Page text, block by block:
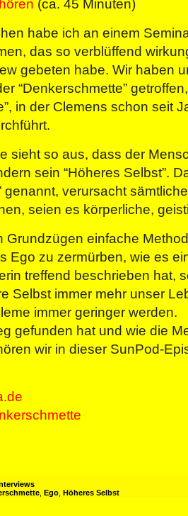
(ca. 45 Minuten)
habe ich an einem
das so verblüffend
gebeten habe. Wir haben
“Denkerschmette”
in der Clemens schon seit
sieht so aus, dass der
sein “Höheres Selbst”.
genannt, verursacht
seien es körperliche,
Grundzügen einfache
Ego zu zermürben, wie es
treffend beschrieben hat,
Selbst immer mehr unser
immer geringer werden.
gefunden hat und wie die
wir in dieser SunPod-
Ego Höheres Selbst